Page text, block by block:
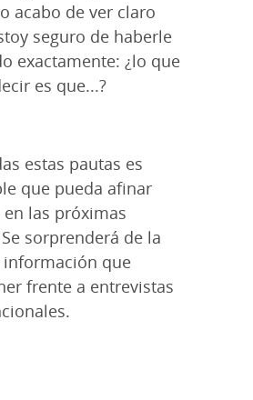
acabo de ver claro
seguro de haberle
exactamente: ¿lo que
es que...?
estas pautas es
que pueda afinar
las próximas
sorprenderá de la
que
frente a entrevistas